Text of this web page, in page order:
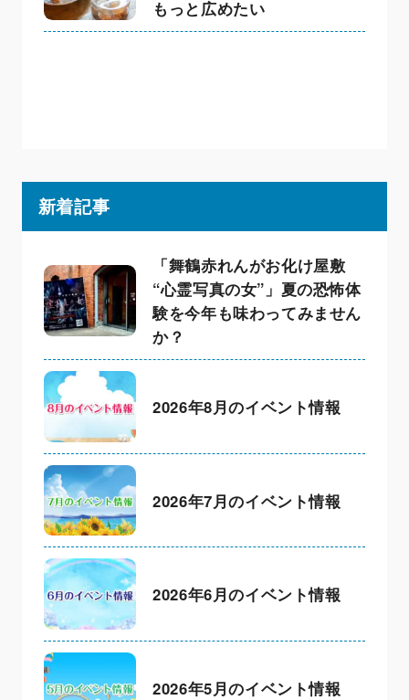
もっと広めたい
新着記事
「舞鶴赤れんがお化け屋敷
“心霊写真の女”」夏の恐怖体
験を今年も味わってみません
か？
2026年8月のイベント情報
2026年7月のイベント情報
2026年6月のイベント情報
2026年5月のイベント情報